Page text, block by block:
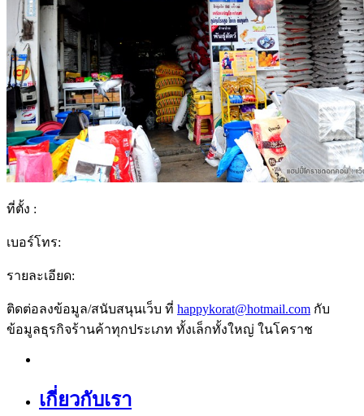
ที่ตั้ง :
เบอร์โทร:
รายละเอียด:
ติดต่อลงข้อมูล/สนับสนุนเว็บ ที่ happykorat@hotmail.com กับ
ข้อมูลธุรกิจร้านค้าทุกประเภท ทั้งเล็กทั้งใหญ่ ในโคราช
เกี่ยวกับเรา